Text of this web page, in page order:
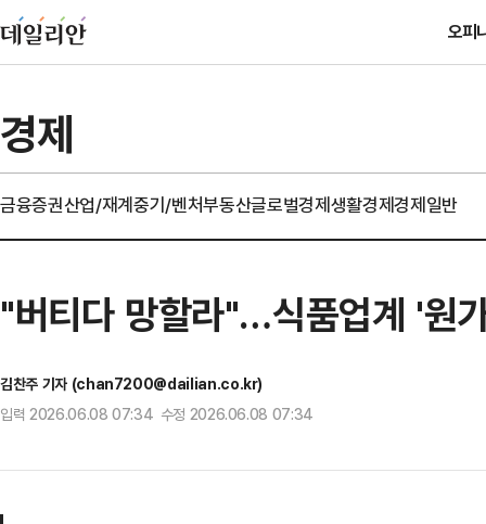
오피
경제
금융증권산업/재계중기/벤처부동산글로벌경제생활경제경제일반
"버티다 망할라"…식품업계 '원
김찬주 기자 (chan7200@dailian.co.kr)
입력 2026.06.08 07:34 수정 2026.06.08 07:34